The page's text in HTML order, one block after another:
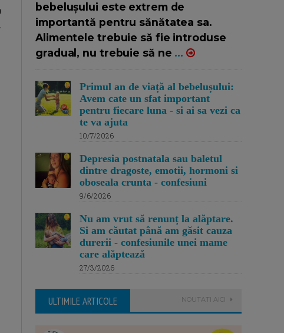
bebelușului este extrem de
importantă pentru sănătatea sa.
Alimentele trebuie să fie introduse
gradual, nu trebuie să ne ...
Primul an de viață al bebelușului:
Avem cate un sfat important
pentru fiecare luna - si ai sa vezi ca
te va ajuta
10/7/2026
Depresia postnatala sau baletul
dintre dragoste, emotii, hormoni si
oboseala crunta - confesiuni
9/6/2026
Nu am vrut să renunț la alăptare.
Si am căutat până am găsit cauza
durerii - confesiunile unei mame
care alăptează
27/3/2026
ULTIMILE ARTICOLE NOUTATI AICI